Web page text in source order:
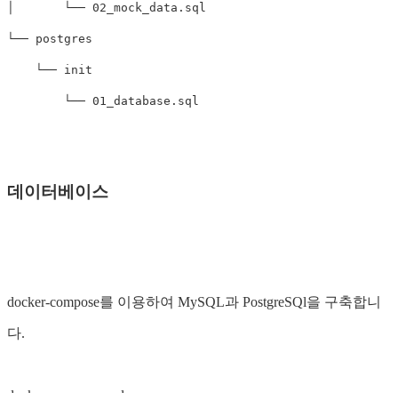
│       └── 02_mock_data.sql
└── postgres
    └── init
데이터베이스
docker-compose를 이용하여 MySQL과 PostgreSQl을 구축합니
다.